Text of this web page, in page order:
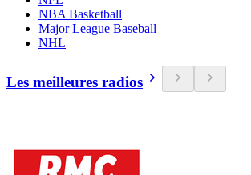
NBA Basketball
Major League Baseball
NHL
Les meilleures radios